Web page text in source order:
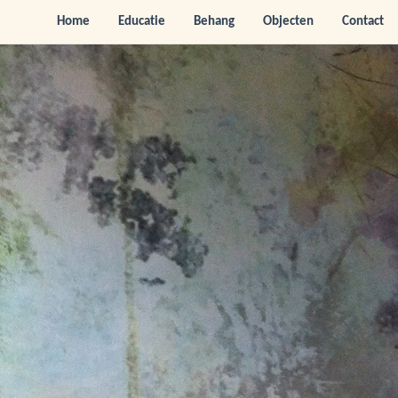
Home Educatie Behang Objecten Contact